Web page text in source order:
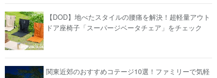
【DOD】地べたスタイルの腰痛を解決！超軽量アウト
ドア座椅子「スーパージベータチェア」をチェック
関東近郊のおすすめコテージ10選！ファミリーで気軽